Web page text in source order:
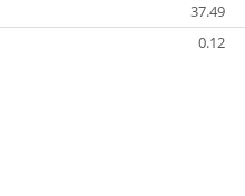
37.49
0.12